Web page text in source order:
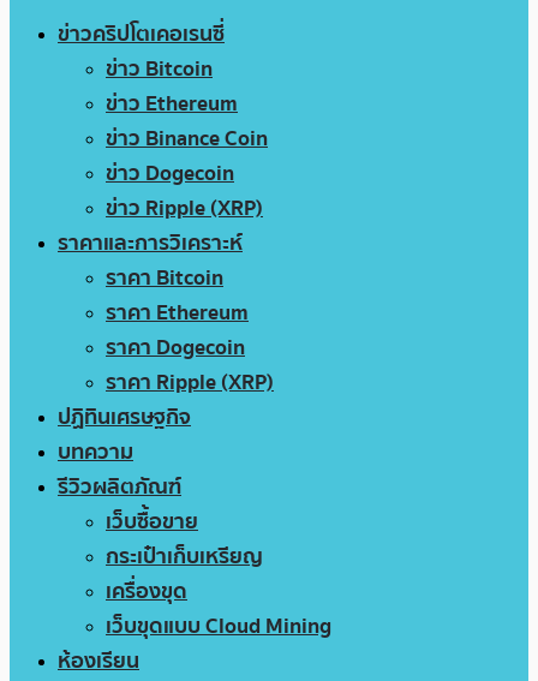
ข่าวคริปโตเคอเรนซี่
ข่าว Bitcoin
ข่าว Ethereum
ข่าว Binance Coin
ข่าว Dogecoin
ข่าว Ripple (XRP)
ราคาและการวิเคราะห์
ราคา Bitcoin
ราคา Ethereum
ราคา Dogecoin
ราคา Ripple (XRP)
ปฏิทินเศรษฐกิจ
บทความ
รีวิวผลิตภัณฑ์
เว็บซื้อขาย
กระเป๋าเก็บเหรียญ
เครื่องขุด
เว็บขุดแบบ Cloud Mining
ห้องเรียน